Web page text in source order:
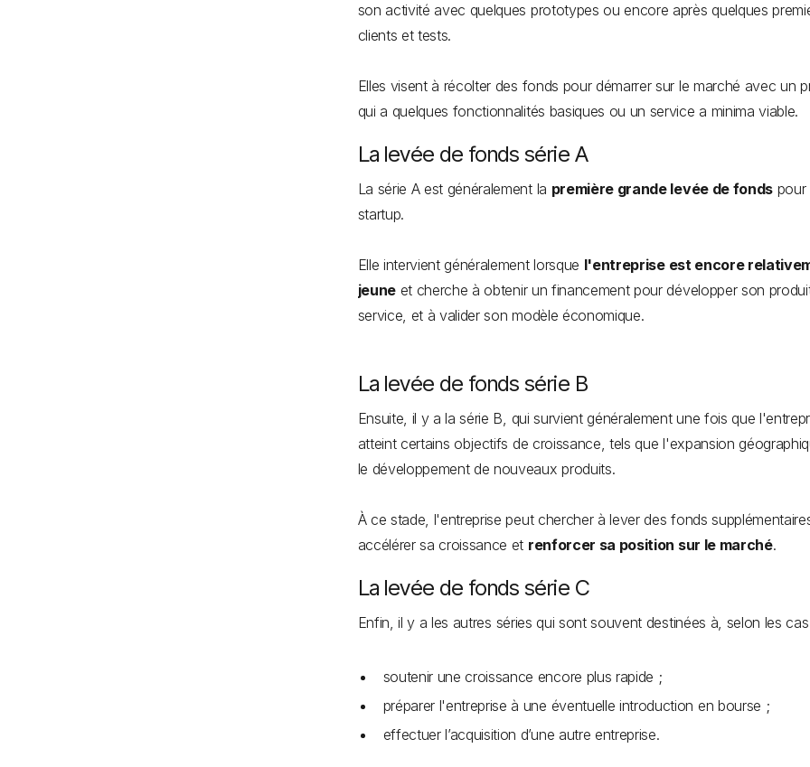
son activité avec quelques prototypes ou encore après quelques
clients et tests.
Elles visent à récolter des fonds pour démarrer sur le marché avec un
qui a quelques fonctionnalités basiques ou un service a minima viable.
La levée de fonds série A
La série A est généralement la première grande levée de fonds pour
startup.
Elle intervient généralement lorsque l'entreprise est encore
jeuneet cherche à obtenir un financement pour développer son
service, et à valider son modèle économique.
La levée de fonds série B
Ensuite, il y a la série B, qui survient généralement une fois que
atteint certains objectifs de croissance, tels que l'expansion
le développement de nouveaux produits.
À ce stade, l'entreprise peut chercher à lever des fonds
accélérer sa croissance et renforcer sa position sur le marché.
La levée de fonds série C
Enfin, il y a les autres séries qui sont souvent destinées à, selon les
soutenir une croissance encore plus rapide ;
préparer l'entreprise à une éventuelle introduction en bourse ;
effectuer l’acquisition d’une autre entreprise.